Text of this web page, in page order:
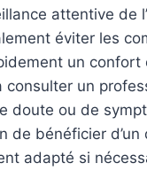
attentive de
éviter les
un confort
consulter un
doute ou de
de bénéficier d’un
adapté si